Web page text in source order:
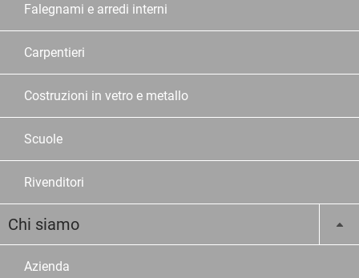
Falegnami e arredi interni
Carpentieri
Costruzioni in vetro e metallo
Scuole
Rivenditori
Chi siamo
Azienda